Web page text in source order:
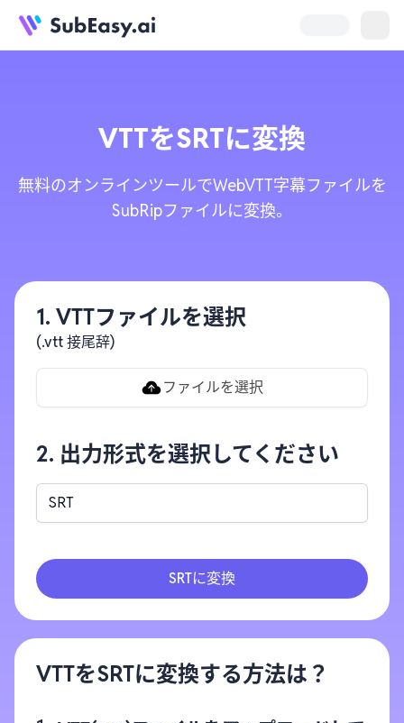
VTTをSRTに変換
無料のオンラインツールでWebVTT字幕ファイルを
SubRipファイルに変換。
1. VTTファイルを選択
(.vtt 接尾辞)
ファイルを選択
2. 出力形式を選択してください
SRT
SRTに変換
VTTをSRTに変換する方法は？